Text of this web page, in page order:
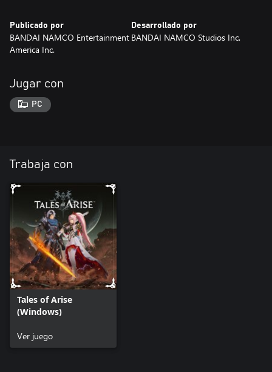
Publicado por
BANDAI NAMCO Entertainment
America Inc.
Desarrollado por
BANDAI NAMCO Studios Inc.
Jugar con
PC
Trabaja con
Tales of Arise
(Windows)
Ver juego